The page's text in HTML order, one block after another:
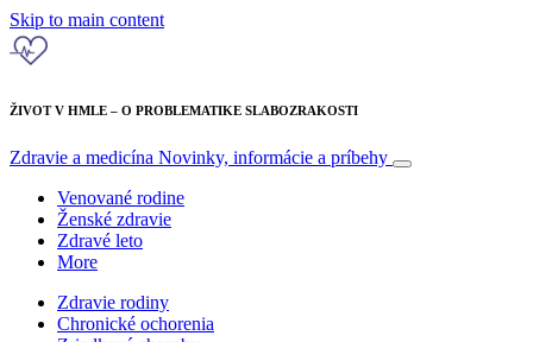
Skip to main content
ŽIVOT V HMLE – O PROBLEMATIKE SLABOZRAKOSTI
Zdravie a medicína Novinky, informácie a príbehy
Venované rodine
Ženské zdravie
Zdravé leto
More
Zdravie rodiny
Chronické ochorenia